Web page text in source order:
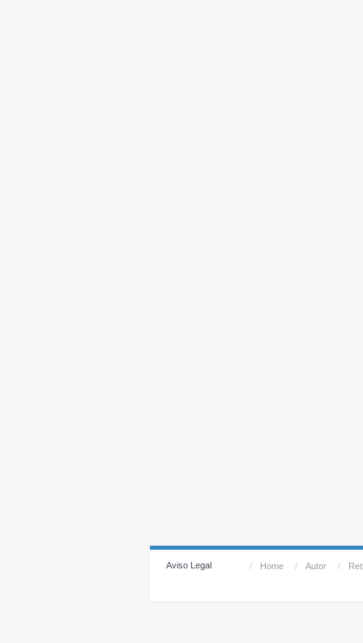
Aviso Legal / Home / Autor /